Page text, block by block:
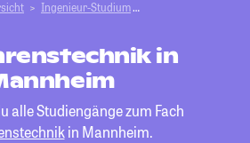
Ingenieur-Studium
in
alle Studiengänge zum Fach
in Mannheim.